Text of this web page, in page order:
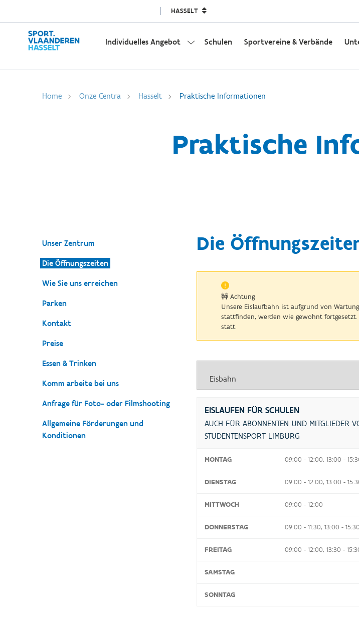
HASSELT
Individuelles Angebot Schulen Sportvereine & Verbände
Home Onze Centra Hasselt Praktische Informationen
Praktische
Unser Zentrum
Die Öffnungszeiten
Wie Sie uns erreichen
Parken
Kontakt
Preise
Essen & Trinken
Komm arbeite bei uns
Anfrage für Foto- oder Filmshooting
Allgemeine Förderungen und
Konditionen
Die
🚧 Achtung
Unsere Eislaufbahn ist aufgrund von
stattfinden, werden wie gewohnt
statt.
EISLAUFEN FÜR SCHULEN
AUCH FÜR ABONNENTEN UND MITGLIEDER
STUDENTENSPORT LIMBURG
MONTAG 09:00 - 12:00, 13:00 -
DIENSTAG 09:00 - 12:00, 13:00 -
MITTWOCH 09:00 - 12:00
DONNERSTAG 09:00 - 11:30, 13:00 - 15:30
FREITAG 09:00 - 12:00, 13:30 -
SAMSTAG
SONNTAG